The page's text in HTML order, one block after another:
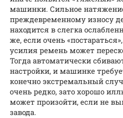
машинки. Сильное
преждевременному износу
находится в слегка
же, если очень
усилия ремень может
Тогда автоматически
настройки, и машинке
конечно экстремальный
очень редко, зато хорошо
может произойти, если не
завода.